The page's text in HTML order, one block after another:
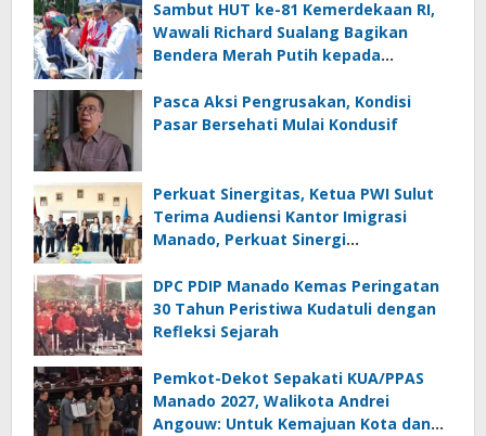
Sambut HUT ke-81 Kemerdekaan RI,
Wawali Richard Sualang Bagikan
Bendera Merah Putih kepada
Pasca Aksi Pengrusakan, Kondisi
Pasar Bersehati Mulai Kondusif
Perkuat Sinergitas, Ketua PWI Sulut
Terima Audiensi Kantor Imigrasi
Manado, Perkuat Sinergi
Keimigrasian
DPC PDIP Manado Kemas Peringatan
30 Tahun Peristiwa Kudatuli dengan
Refleksi Sejarah
Pemkot-Dekot Sepakati KUA/PPAS
Manado 2027, Walikota Andrei
Angouw: Untuk Kemajuan Kota dan